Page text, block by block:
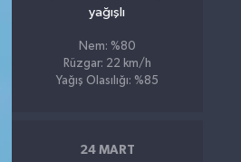
yağışlı
Nem: %80
Rüzgar: 22 km/h
Yağış Olasılığı: %85
24 MART